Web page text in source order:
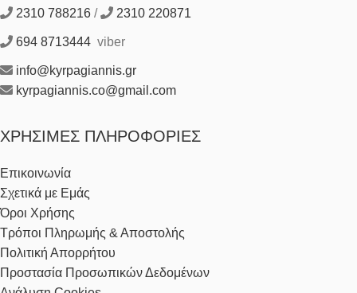
2310 788216 / 2310 220871
694 8713444 viber
info@kyrpagiannis.gr
kyrpagiannis.co@gmail.com
ΧΡΉΣΙΜΕΣ ΠΛΗΡΟΦΟΡΊΕΣ
Επικοινωνία
Σχετικά με Εμάς
Όροι Χρήσης
Τρόποι Πληρωμής & Αποστολής
Πολιτική Απορρήτου
Προστασία Προσωπικών Δεδομένων